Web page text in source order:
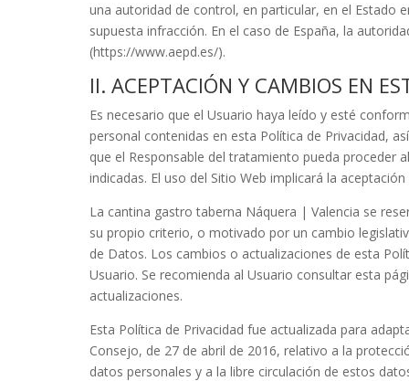
una autoridad de control, en particular, en el Estado
supuesta infracción. En el caso de España, la
(https://www.aepd.es/).
II. ACEPTACIÓN Y CAMBIOS EN
Es necesario que el Usuario haya leído y esté
personal contenidas en esta Política de Privacidad,
que el Responsable del tratamiento pueda proceder
indicadas. El uso del Sitio Web implicará la
La cantina gastro taberna Náquera | Valencia se
su propio criterio, o motivado por un cambio
de Datos. Los cambios o actualizaciones de esta
Usuario. Se recomienda al Usuario consultar esta
actualizaciones.
Esta Política de Privacidad fue actualizada para
Consejo, de 27 de abril de 2016, relativo a la
datos personales y a la libre circulación de estos